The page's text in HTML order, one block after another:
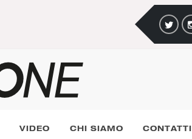
VIDEO CHI SIAMO CONTATTI